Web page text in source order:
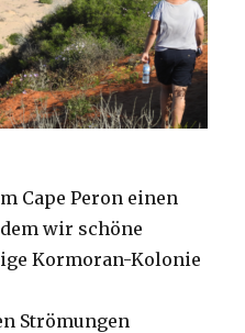
Cape Peron einen
wir schöne
Kormoran-Kolonie
Strömungen